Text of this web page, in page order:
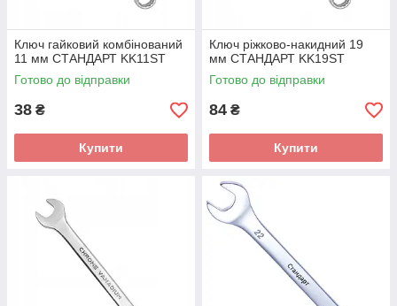
Ключ гайковий комбінований
11 мм СТАНДАРТ KK11ST
Готово до відправки
38 ₴
Купити
Ключ ріжково-накидний 19
мм СТАНДАРТ KK19ST
Готово до відправки
84 ₴
Купити